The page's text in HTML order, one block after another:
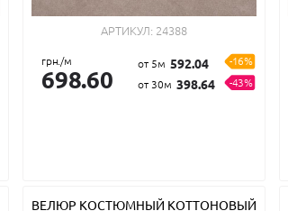
АРТИКУЛ: 24388
грн./м
698.60
от 5м 592.04
-16%
от 30м 398.64 -43%
ВЕЛЮР КОСТЮМНЫЙ КОТТОНОВЫЙ